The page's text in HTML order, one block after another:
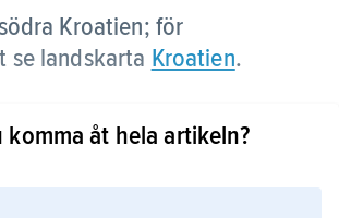
Kroatien; för
se landskarta Kroatien.
komma åt hela artikeln?